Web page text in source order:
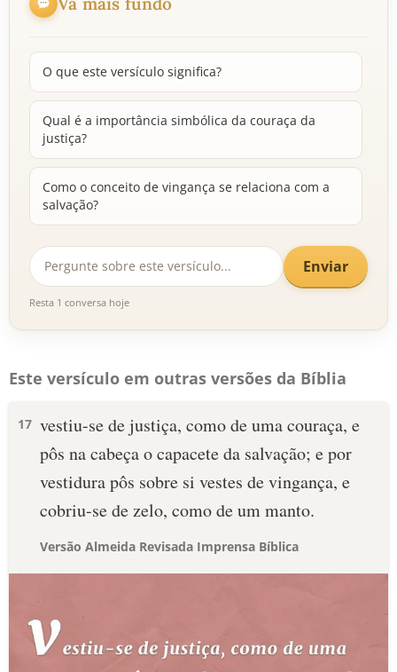
O que este versículo significa?
Qual é a importância simbólica da couraça da
justiça?
Como o conceito de vingança se relaciona com a
salvação?
Enviar
Resta 1 conversa hoje
Este versículo em outras versões da Bíblia
17 vestiu-se de justiça, como de uma couraça, e
pôs na cabeça o capacete da salvação; e por
vestidura pôs sobre si vestes de vingança, e
cobriu-se de zelo, como de um manto.
Versão Almeida Revisada Imprensa Bíblica